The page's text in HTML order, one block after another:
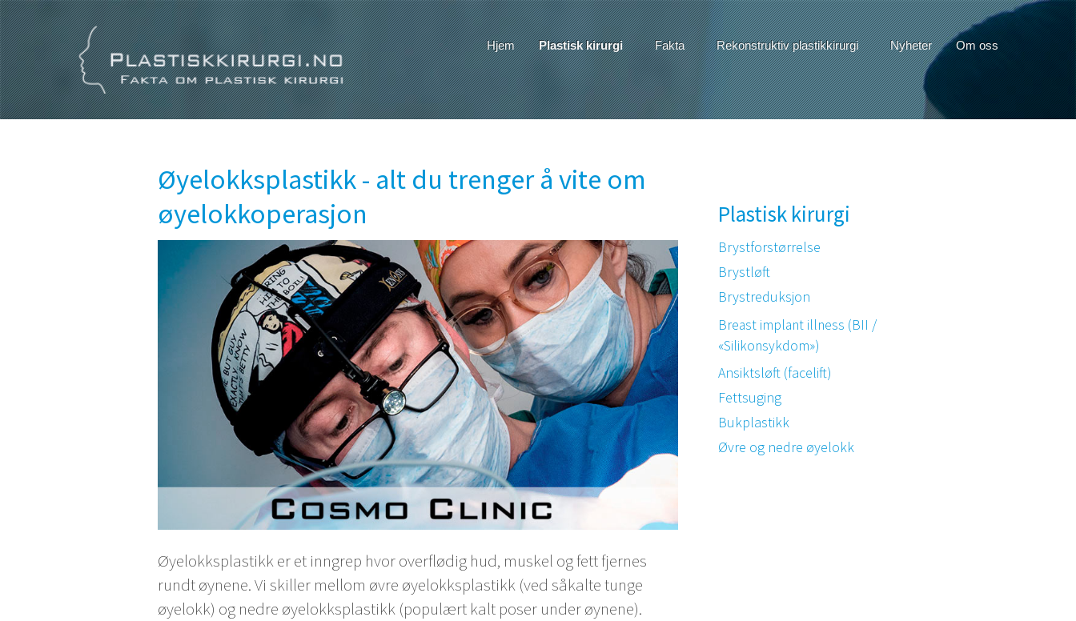
Hjem Plastisk kirurgi Fakta Rekonstruktiv plastikkirurgi Nyheter Om oss
Øyelokksplastikk - alt du trenger å vite om
øyelokkoperasjon
Øyelokksplastikk er et inngrep hvor overflødig hud, muskel og fett fjernes
rundt øynene. Vi skiller mellom øvre øyelokksplastikk (ved såkalte tunge
øyelokk) og nedre øyelokksplastikk (populært kalt poser under øynene).
Plastisk kirurgi
Brystforstørrelse
Brystløft
Brystreduksjon
Breast implant illness (BII /
«Silikonsykdom»)
Ansiktsløft (facelift)
Fettsuging
Bukplastikk
Øvre og nedre øyelokk